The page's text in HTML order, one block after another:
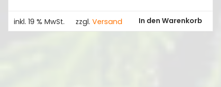
inkl. 19 % MwSt. zzgl. Versand In den Warenkorb